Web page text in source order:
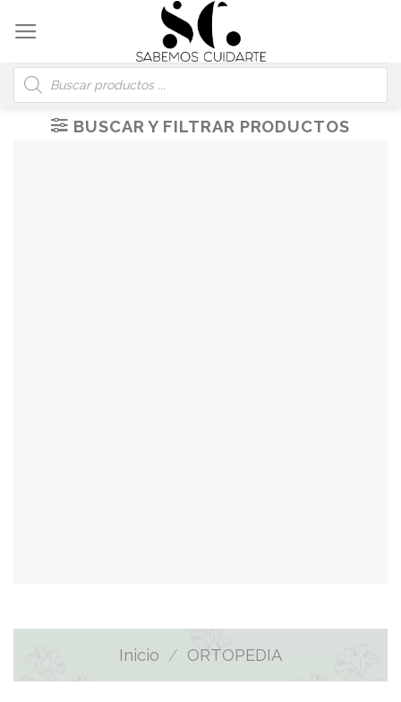
content
Búsqueda
de
productos
BUSCAR Y FILTRAR PRODUCTOS
Inicio / ORTOPEDIA